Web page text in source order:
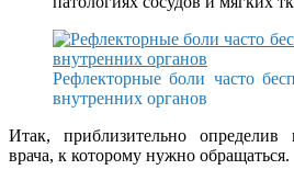
Рефлекторные боли часто
внутренних органов
Итак, приблизительно
врача, к которому нужно обращаться.